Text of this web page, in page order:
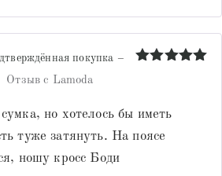
покупка –
Отзыв с Lamoda
но хотелось бы иметь
туже затянуть. На поясе
ношу кросс Боди